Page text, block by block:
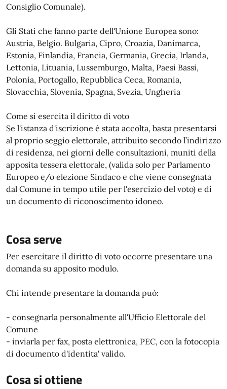
Consiglio Comunale).
Gli Stati che fanno parte dell'Unione Europea sono:
Austria, Belgio. Bulgaria, Cipro, Croazia, Danimarca,
Estonia, Finlandia, Francia, Germania, Grecia, Irlanda,
Lettonia, Lituania, Lussemburgo, Malta, Paesi Bassi,
Polonia, Portogallo, Repubblica Ceca, Romania,
Slovacchia, Slovenia, Spagna, Svezia, Ungheria
Come si esercita il diritto di voto
Se l'istanza d'iscrizione è stata accolta, basta presentarsi
al proprio seggio elettorale, attribuito secondo l’indirizzo
di residenza, nei giorni delle consultazioni, muniti della
apposita tessera elettorale, (valida solo per Parlamento
Europeo e/o elezione Sindaco e che viene consegnata
dal Comune in tempo utile per l'esercizio del voto) e di
un documento di riconoscimento idoneo.
Cosa serve
Per esercitare il diritto di voto occorre presentare una
domanda su apposito modulo.
Chi intende presentare la domanda può:
- consegnarla personalmente all'Ufficio Elettorale del
Comune
- inviarla per fax, posta elettronica, PEC, con la fotocopia
di documento d'identita' valido.
Cosa si ottiene